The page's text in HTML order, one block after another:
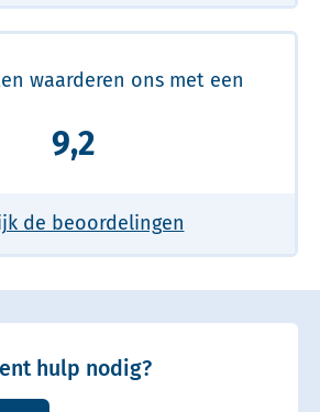
waarderen ons met een
9,2
de beoordelingen
hulp nodig?